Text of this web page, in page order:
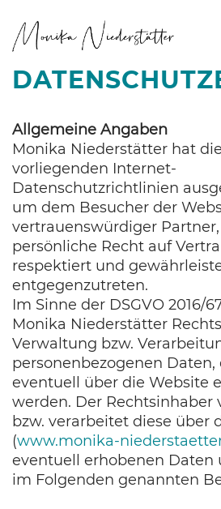
Allgemeine Angaben
Monika Niederstätter hat die
vorliegenden Internet-
Datenschutzrichtlinien
um dem Besucher der
vertrauenswürdiger
persönliche Recht auf
respektiert und
entgegenzutreten.
Im Sinne der DSGVO 2016/
Monika Niederstätter
Verwaltung bzw.
personenbezogenen Daten,
eventuell über die Website
werden. Der Rechtsinhaber
bzw. verarbeitet diese über
(www.monika-
eventuell erhobenen Daten
im Folgenden genannten